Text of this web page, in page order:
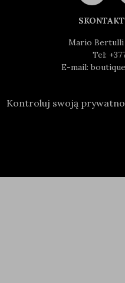
Mario Bertulli
Tel:
E-mail:
Kontroluj swoją